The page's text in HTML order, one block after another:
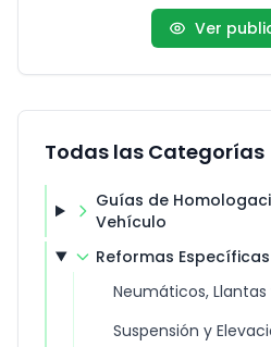
Ver
Todas las Categorías
Guías de
Vehículo
Reformas
Neumáticos,
Suspensión y